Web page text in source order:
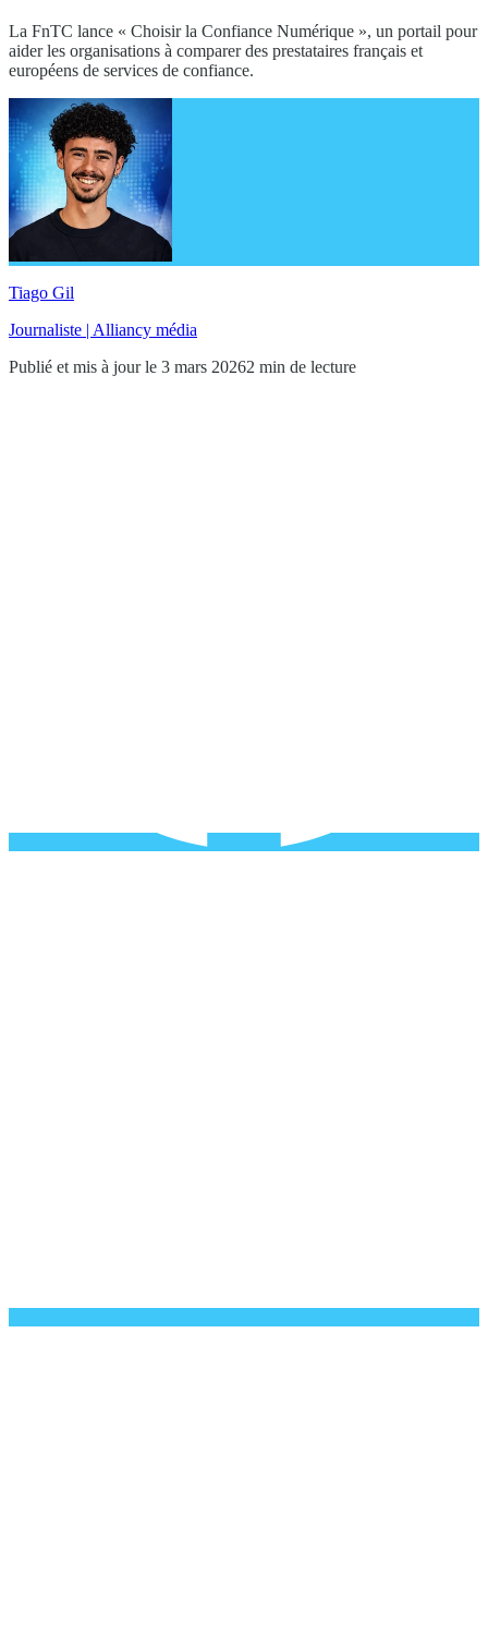
La FnTC lance « Choisir la Confiance Numérique », un portail pour
aider les organisations à comparer des prestataires français et
européens de services de confiance.
Tiago Gil
Journaliste | Alliancy média
Publié et mis à jour le 3 mars 20262 min de lecture